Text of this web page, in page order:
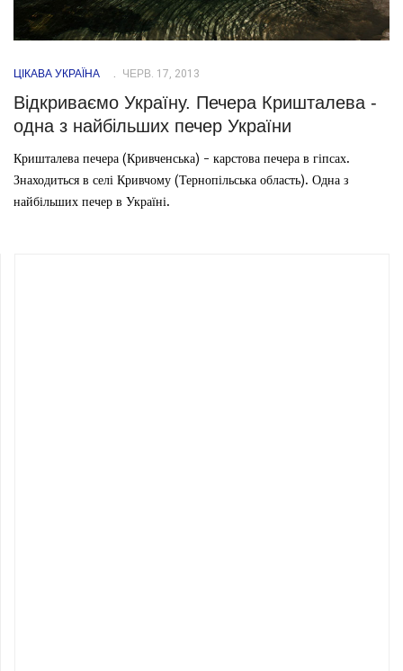
ЦІКАВА УКРАЇНА ЧЕРВ. 17, 2013
Відкриваємо Україну. Печера Кришталева -
одна з найбільших печер України
Кришталева печера (Кривченська) - карстова печера в гіпсах.
Знаходиться в селі Кривчому (Тернопільська область). Одна з
найбільших печер в Україні.